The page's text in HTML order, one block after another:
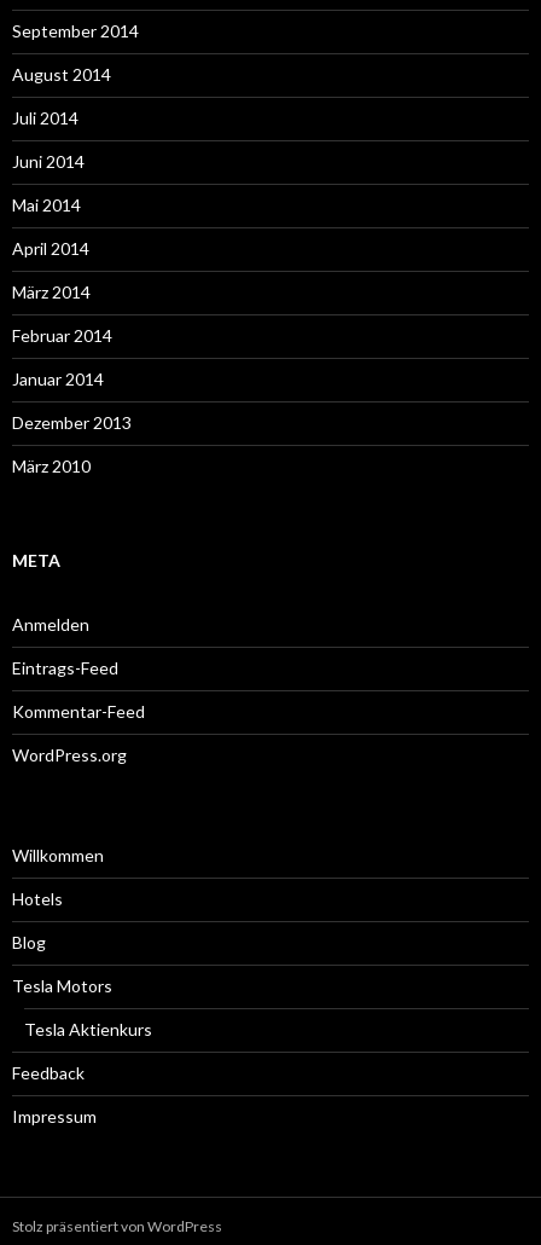
September 2014
August 2014
Juli 2014
Juni 2014
Mai 2014
April 2014
März 2014
Februar 2014
Januar 2014
Dezember 2013
März 2010
META
Anmelden
Eintrags-Feed
Kommentar-Feed
WordPress.org
Willkommen
Hotels
Blog
Tesla Motors
Tesla Aktienkurs
Feedback
Impressum
Stolz präsentiert von WordPress